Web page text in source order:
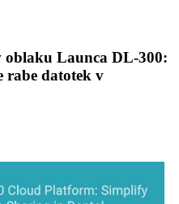
Launca DL-300:
rabe datotek v